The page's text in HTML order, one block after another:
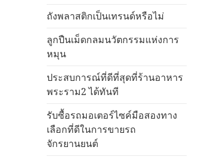
ถังพลาสติกเป็นเทรนด์หรือไม่
ลูกปืนเม็ดกลมนวัตกรรมแห่งการ
หมุน
ประสบการณ์ที่ดีที่สุดที่ร้านอาหาร
พระราม2 ได้ทันที
รับซื้อรถมอเตอร์ไซค์มือสองทาง
เลือกที่ดีในการขายรถ
จักรยานยนต์